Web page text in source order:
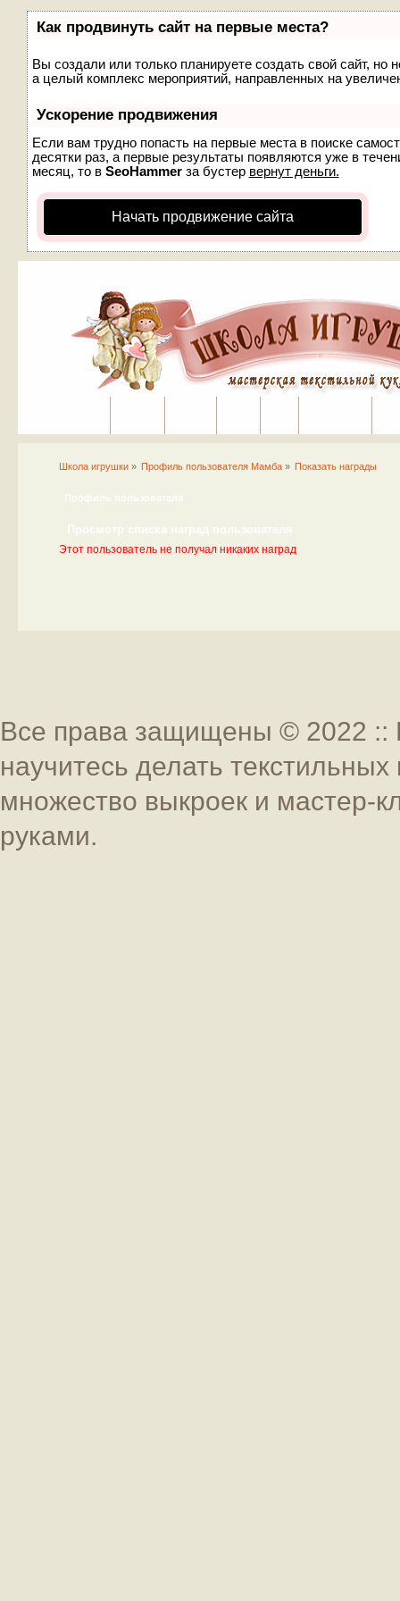
Как продвинуть сайт на первые места?
Вы создали или только планируете создать свой сайт, но
а целый комплекс мероприятий, направленных на
Ускорение продвижения
Если вам трудно попасть на первые места в поиске
десятки раз, а первые результаты появляются уже в
месяц, то в SeoHammerза бустер вернут деньги.
Начать продвижение сайта
Школа игрушки» Профиль пользователя Мамба » Показать награды
Профиль пользователя
Просмотр списка наград пользователя
Этот пользователь не получал никаких наград
Все права защищены © 2022
научитесь делать
множество выкроек и мастер-
руками.